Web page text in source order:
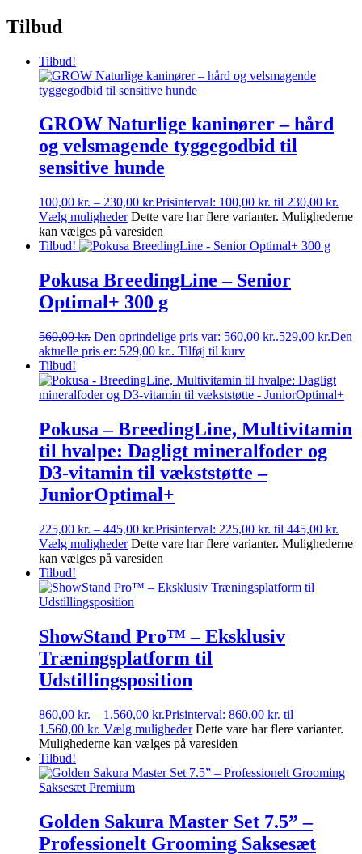
Tilbud
Tilbud!
GROW Naturlige kaninører – hård
og velsmagende tyggegodbid til
sensitive hunde
100,00 kr. – 230,00 kr.Prisinterval: 100,00 kr. til 230,00 kr.
Vælg muligheder Dette vare har flere varianter. Mulighederne
kan vælges på varesiden
Tilbud!
Pokusa BreedingLine – Senior
Optimal+ 300 g
560,00kr. Den oprindelige pris var: 560,00 kr..529,00 kr.Den
aktuelle pris er: 529,00 kr.. Tilføj til kurv
Tilbud!
Pokusa – BreedingLine, Multivitamin
til hvalpe: Dagligt mineralfoder og
D3-vitamin til vækststøtte –
JuniorOptimal+
225,00 kr. – 445,00 kr.Prisinterval: 225,00 kr. til 445,00 kr.
Vælg muligheder Dette vare har flere varianter. Mulighederne
kan vælges på varesiden
Tilbud!
ShowStand Pro™ – Eksklusiv
Træningsplatform til
Udstillingsposition
860,00 kr. – 1.560,00 kr.Prisinterval: 860,00 kr. til
1.560,00 kr. Vælg muligheder Dette vare har flere varianter.
Mulighederne kan vælges på varesiden
Tilbud!
Golden Sakura Master Set 7.5” –
Professionelt Grooming Saksesæt